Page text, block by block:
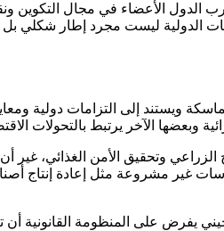
الدول الأعضاء في مجال التكوين
الدولية ليست مجرد إطار شكلي بل
ويستند إلى التزامات دولية
وبعضها الآخر يرتبط بالتحولات
وتحقيق الأمن الغذائي،
غير مشروعة مثل إعادة
يفرض على المنظومة